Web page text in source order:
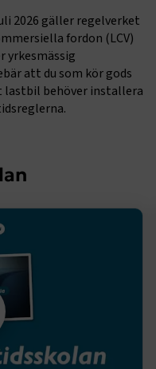
2026 gäller regelverket
fordon (LCV)
yrkesmässig
att du som kör gods
behöver installera